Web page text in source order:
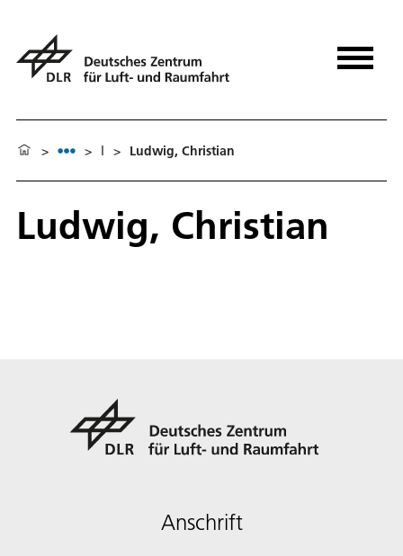
> > l > Ludwig, Christian
Ludwig, Christian
Anschrift